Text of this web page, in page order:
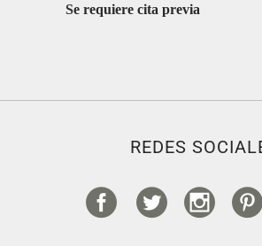
Se requiere cita previa
REDES